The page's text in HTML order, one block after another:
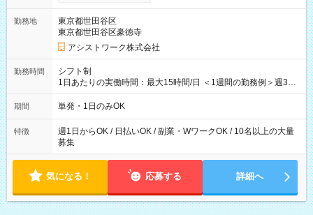
勤務地
東京都世田谷区
東京都世田谷区豪徳寺
アシストワーク株式会社
勤務時間
シフト制
1日あたりの実働時間：最大15時間/日 ＜1週間の勤務例＞週3回
勤務 勤務：月・水・金 休み：火・木・土・日 好きな時にお仕事
可能です！ ※1日あたりの最大実働時間は日勤、夜勤共に勤務し
期間 単発・1日のみOK
特徴
週1日からOK / 日払いOK / 副業・WワークOK / 10名以上の大量
募集
気になる！ 応募する 詳細へ